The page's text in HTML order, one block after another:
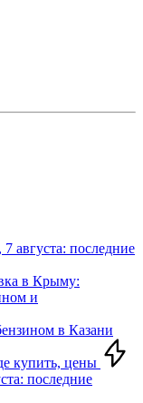
августа: последние
в Крыму:
и
в Казани
купить, цены
последние